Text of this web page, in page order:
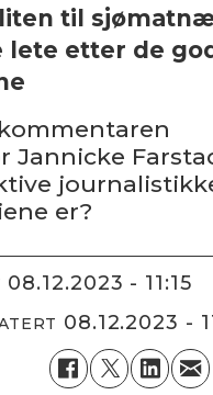
til
lete etter de
Jannicke
er?
08.12.2023 - 11:15
08.12.2023 -